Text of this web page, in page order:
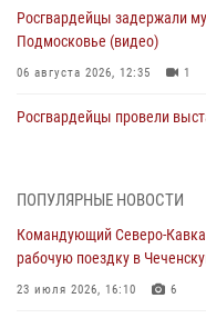
Росгвардейцы задержали
Подмосковье (видео)
06 августа 2026, 12:35 1
Росгвардейцы провели
второй годовщине
06 августа 2026, 11:56
ПОПУЛЯРНЫЕ НОВОСТИ
Командующий Северо-
рабочую поездку в
23 июля 2026, 16:10 6